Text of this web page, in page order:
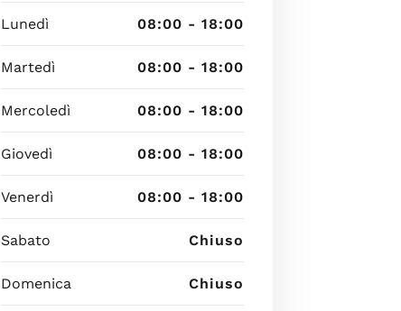
Lunedì 08:00 - 18:00
Martedì 08:00 - 18:00
Mercoledì 08:00 - 18:00
Giovedì 08:00 - 18:00
Venerdì 08:00 - 18:00
Sabato Chiuso
Domenica Chiuso